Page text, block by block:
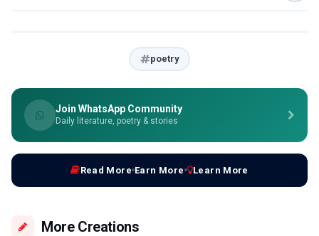
poetry
Join WhatsApp Community
Daily literature, poetry & stories
Read More Earn More Learn More
More Creations